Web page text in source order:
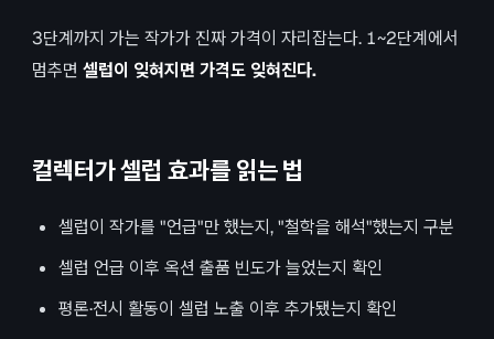
3단계까지 가는 작가가 진짜 가격이 자리잡는다. 1~2단계에서
멈추면 셀럽이 잊혀지면 가격도 잊혀진다.
컬렉터가 셀럽 효과를 읽는 법
셀럽이 작가를 "언급"만 했는지, "철학을 해석"했는지 구분
셀럽 언급 이후 옥션 출품 빈도가 늘었는지 확인
평론·전시 활동이 셀럽 노출 이후 추가됐는지 확인